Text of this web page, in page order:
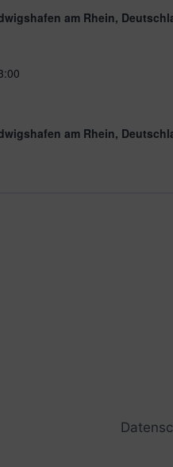
am Rhein,
am Rhein,